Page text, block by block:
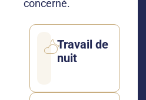
concerné.
Travail de
nuit